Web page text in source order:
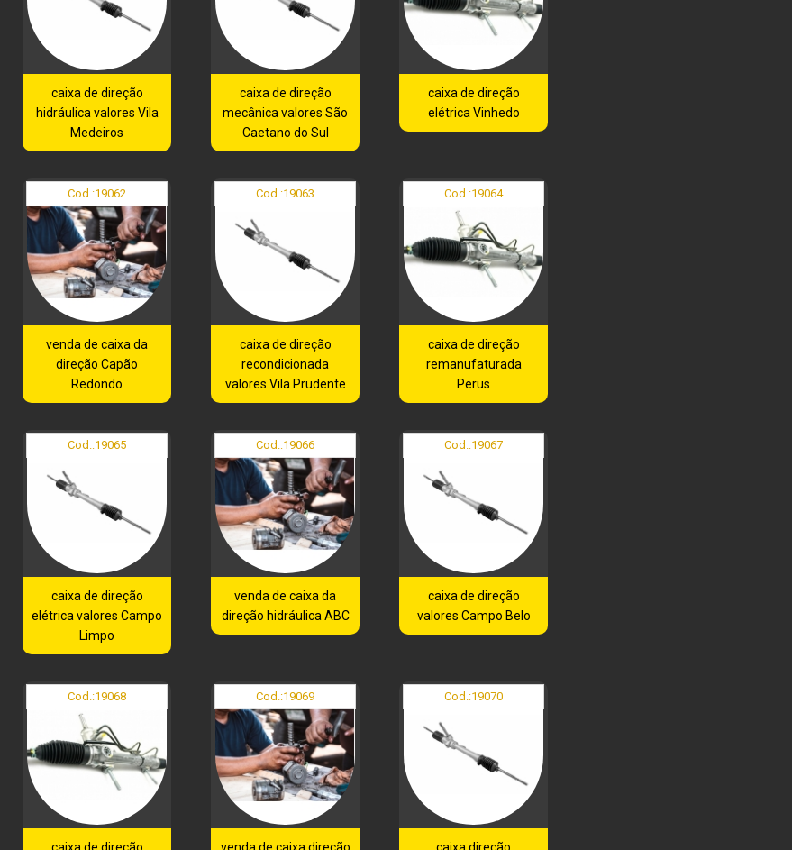
caixa de direção
hidráulica valores Vila
Medeiros
caixa de direção
mecânica valores São
Caetano do Sul
caixa de direção
elétrica Vinhedo
Cod.:19062
venda de caixa da
direção Capão
Redondo
Cod.:19063
caixa de direção
recondicionada
valores Vila Prudente
Cod.:19064
caixa de direção
remanufaturada
Perus
Cod.:19065
caixa de direção
elétrica valores Campo
Limpo
Cod.:19066
venda de caixa da
direção hidráulica ABC
Cod.:19067
caixa de direção
valores Campo Belo
Cod.:19068
caixa de direção
Cod.:19069
venda de caixa direção
Cod.:19070
caixa direção